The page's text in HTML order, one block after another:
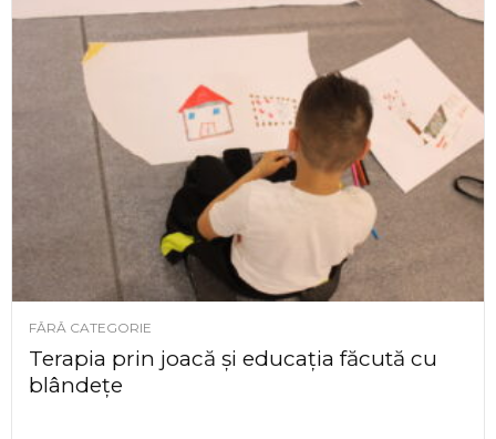
FĂRĂ CATEGORIE
Terapia prin joacă și educația făcută cu
blândețe